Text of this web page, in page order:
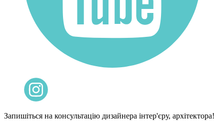
Запишіться на консультацію дизайнера інтер'єру, архітектора!